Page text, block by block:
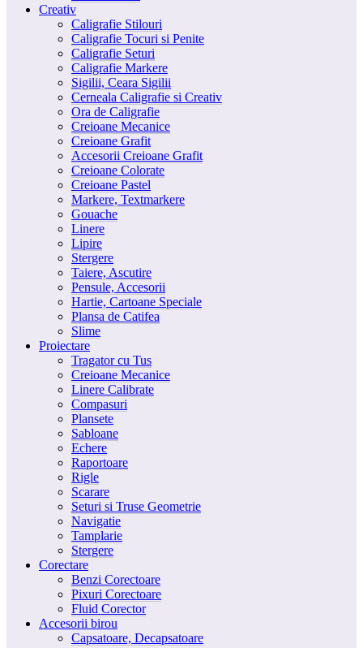
Creativ
Caligrafie Stilouri
Caligrafie Tocuri si Penite
Caligrafie Seturi
Caligrafie Markere
Sigilii, Ceara Sigilii
Cerneala Caligrafie si Creativ
Ora de Caligrafie
Creioane Mecanice
Creioane Grafit
Accesorii Creioane Grafit
Creioane Colorate
Creioane Pastel
Markere, Textmarkere
Gouache
Linere
Lipire
Stergere
Taiere, Ascutire
Pensule, Accesorii
Hartie, Cartoane Speciale
Plansa de Catifea
Slime
Proiectare
Tragator cu Tus
Creioane Mecanice
Linere Calibrate
Compasuri
Plansete
Sabloane
Echere
Raportoare
Rigle
Scarare
Seturi si Truse Geometrie
Navigatie
Tamplarie
Stergere
Corectare
Benzi Corectoare
Pixuri Corectoare
Fluid Corector
Accesorii birou
Capsatoare, Decapsatoare